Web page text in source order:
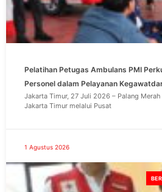
Pelatihan Petugas Ambulans PMI
Personel dalam Pelayanan
Jakarta Timur, 27 Juli 2026 – Palang
Jakarta Timur melalui Pusat
1 Agustus 2026